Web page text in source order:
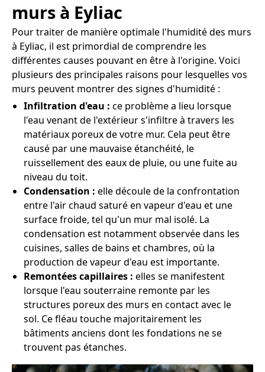
murs à Eyliac
Pour traiter de manière optimale l'humidité des murs
à Eyliac, il est primordial de comprendre les
différentes causes pouvant en être à l'origine. Voici
plusieurs des principales raisons pour lesquelles vos
murs peuvent montrer des signes d'humidité :
Infiltration d'eau : ce problème a lieu lorsque
l'eau venant de l'extérieur s'infiltre à travers les
matériaux poreux de votre mur. Cela peut être
causé par une mauvaise étanchéité, le
ruissellement des eaux de pluie, ou une fuite au
niveau du toit.
Condensation : elle découle de la confrontation
entre l'air chaud saturé en vapeur d'eau et une
surface froide, tel qu'un mur mal isolé. La
condensation est notamment observée dans les
cuisines, salles de bains et chambres, où la
production de vapeur d'eau est importante.
Remontées capillaires : elles se manifestent
lorsque l'eau souterraine remonte par les
structures poreux des murs en contact avec le
sol. Ce fléau touche majoritairement les
bâtiments anciens dont les fondations ne se
trouvent pas étanches.